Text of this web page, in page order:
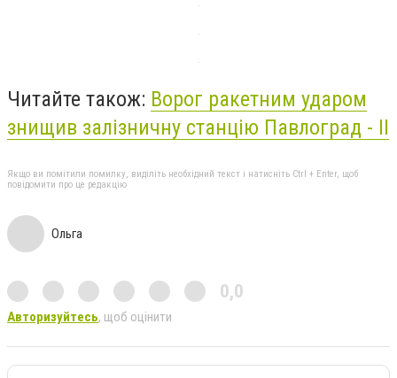
Читайте також: Ворог ракетним ударом
знищив залізничну станцію Павлоград - ІІ
Якщо ви помітили помилку, виділіть необхідний текст і натисніть Ctrl + Enter, щоб
повідомити про це редакцію
Ольга
0,0
Авторизуйтесь, щоб оцінити